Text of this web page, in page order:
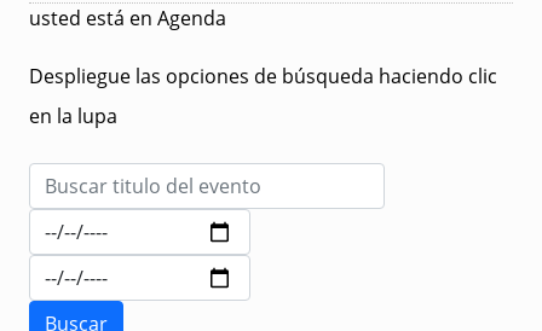
usted está en Agenda
Despliegue las opciones de búsqueda haciendo clic
en la lupa